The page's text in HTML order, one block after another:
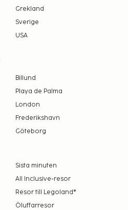
Grekland
Sverige
USA
Billund
Playa de Palma
London
Frederikshavn
Göteborg
Sista minuten
All Inclusive-resor
Resor till Legoland®
Öluffarresor